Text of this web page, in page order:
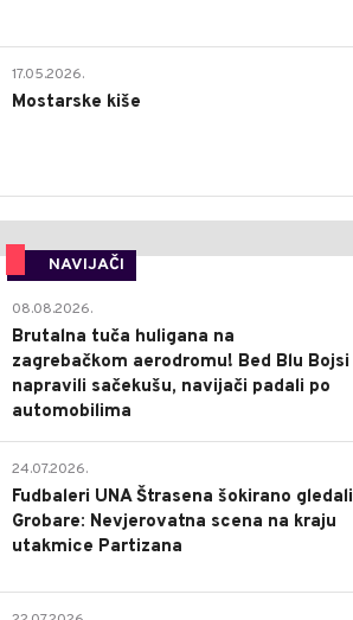
17.05.2026.
Mostarske kiše
NAVIJAČI
08.08.2026.
Brutalna tuča huligana na
zagrebačkom aerodromu! Bed Blu Bojsi
napravili sačekušu, navijači padali po
automobilima
24.07.2026.
Fudbaleri UNA Štrasena šokirano gledali
Grobare: Nevjerovatna scena na kraju
utakmice Partizana